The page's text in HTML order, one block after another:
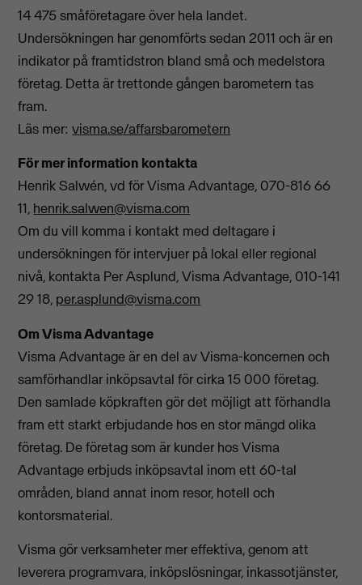
14 475 småföretagare över hela landet.
Undersökningen har genomförts sedan 2011 och är en
indikator på framtidstron bland små och medelstora
företag. Detta är trettonde gången barometern tas
fram.
Läs mer:visma.se/affarsbarometern
För mer information kontakta
Henrik Salwén, vd för Visma Advantage, 070-816 66
11, henrik.salwen@visma.com
Om du vill komma i kontakt med deltagare i
undersökningen för intervjuer på lokal eller regional
nivå, kontakta Per Asplund, Visma Advantage, 010-141
29 18, per.asplund@visma.com
Om Visma Advantage
Visma Advantage är en del av Visma-koncernen och
samförhandlar inköpsavtal för cirka 15 000 företag.
Den samlade köpkraften gör det möjligt att förhandla
fram ett starkt erbjudande hos en stor mängd olika
företag. De företag som är kunder hos Visma
Advantage erbjuds inköpsavtal inom ett 60-tal
områden, bland annat inom resor, hotell och
kontorsmaterial.
Visma gör verksamheter mer effektiva, genom att
leverera programvara, inköpslösningar, inkassotjänster,